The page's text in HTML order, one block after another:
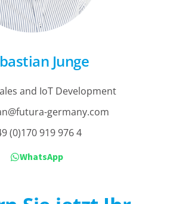
Junge
and IoT Development
germany.com
(0)170 919 976 4
WhatsApp